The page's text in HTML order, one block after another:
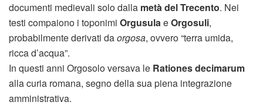
documenti medievali solo dalla metà del Trecento. Nei
testi compaiono i toponimi OrgusulaeOrgosuli,
probabilmente derivati daorgosa, ovvero “terra umida,
ricca d’acqua”.
In questi anni Orgosolo versava le Rationes decimarum
alla curia romana, segno della sua piena integrazione
amministrativa.